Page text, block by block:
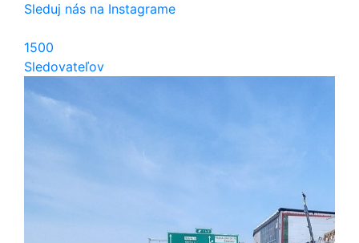
Sleduj nás na Instagrame
1500
Sledovateľov